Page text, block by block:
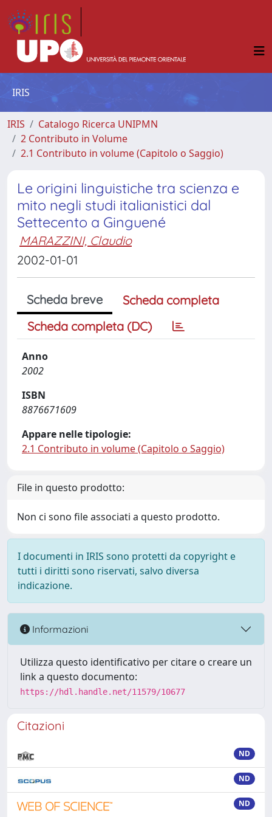
IRIS
IRIS
Catalogo Ricerca UNIPMN
2 Contributo in Volume
2.1 Contributo in volume (Capitolo o Saggio)
Le origini linguistiche tra scienza e
mito negli studi italianistici dal
Settecento a Ginguené
MARAZZINI, Claudio
2002-01-01
Scheda breve
Scheda completa
Scheda completa (DC)
Anno
2002
ISBN
8876671609
Appare nelle tipologie:
2.1 Contributo in volume (Capitolo o Saggio)
File in questo prodotto:
Non ci sono file associati a questo prodotto.
I documenti in IRIS sono protetti da copyright e
tutti i diritti sono riservati, salvo diversa
indicazione.
Informazioni
Utilizza questo identificativo per citare o creare un
link a questo documento:
https://hdl.handle.net/11579/10677
Citazioni
ND
ND
ND